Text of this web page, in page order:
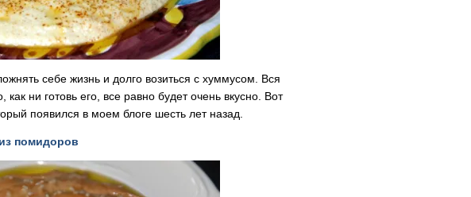
себе жизнь и долго возиться с хуммусом. Вся
как ни готовь его, все равно будет очень вкусно. Вот
появился в моем блоге шесть лет назад.
помидоров